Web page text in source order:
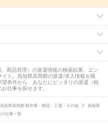
商品管理）の派遣情報の検索結果。エン
ト。高知県高岡郡の派遣/求人情報を職
条件から、あなたにピッタリの派遣（軽
仕事を探せます。
高知県高岡郡 軽作業・物流・工場・その他
高知県
仕事一覧